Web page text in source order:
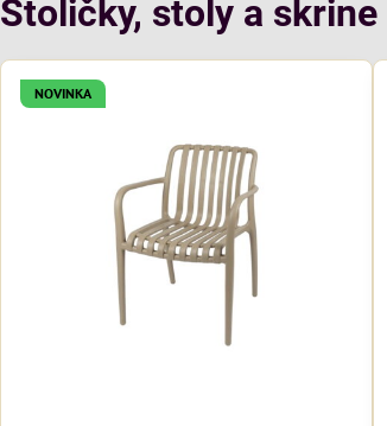
Stoličky, stoly a
NOVINKA